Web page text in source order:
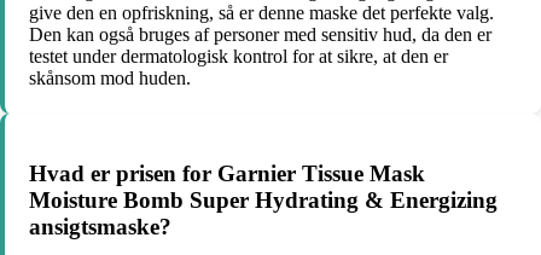
give den en opfriskning, så er denne maske det perfekte valg.
Den kan også bruges af personer med sensitiv hud, da den er
testet under dermatologisk kontrol for at sikre, at den er
skånsom mod huden.
Hvad er prisen for Garnier Tissue Mask
Moisture Bomb Super Hydrating & Energizing
ansigtsmaske?